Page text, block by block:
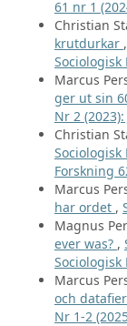
61 nr 1
Christian
krutdurkar ,
Sociologisk
Marcus
ger ut sin
Nr 2
Christian
Sociologisk
Forskning
Marcus
har ordet ,
Magnus
ever was? ,
Sociologisk
Marcus
och
Nr 1-2